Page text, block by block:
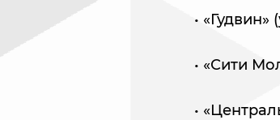
• «Гудвин»
• «Сити
•